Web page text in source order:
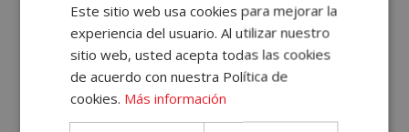
Tu
Cuenta
Email
Otro tema que surge en muchas
conversaciones estos días es el de las
vacaciones. Siguiendo lo que afirma el
Estatuto de los Trabajadores, los empleados
tienen derecho a pedirlas durante un
Este sitio web usa cookies para mejorar la
experiencia del usuario. Al utilizar nuestro
sitio web, usted acepta todas las cookies
de acuerdo con nuestra Política de
cookies. Más información